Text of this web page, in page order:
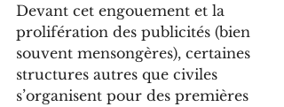
Devant cet engouement et la
prolifération des publicités (bien
souvent mensongères), certaines
structures autres que civiles
s’organisent pour des premières